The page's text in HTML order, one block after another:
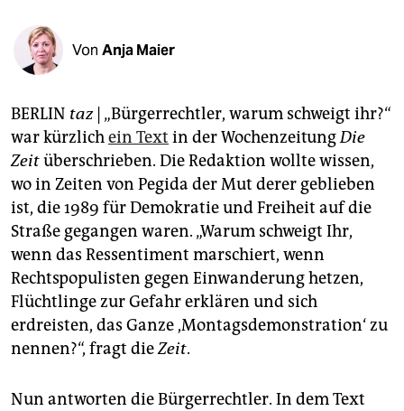
shop
fragen & hilfe
unterstützen
abo
genossenschaft
epaper login
Von Anja Maier
BERLIN taz| „Bürgerrechtler, warum schweigt ihr?“
war kürzlichein Text in der WochenzeitungDie
Zeitüberschrieben. Die Redaktion wollte wissen,
wo in Zeiten von Pegida der Mut derer geblieben
ist, die 1989 für Demokratie und Freiheit auf die
Straße gegangen waren. „Warum schweigt Ihr,
wenn das Ressentiment marschiert, wenn
Rechtspopulisten gegen Einwanderung hetzen,
Flüchtlinge zur Gefahr erklären und sich
erdreisten, das Ganze ,Montagsdemonstration‘ zu
nennen?“, fragt dieZeit.
Nun antworten die Bürgerrechtler. In dem Text